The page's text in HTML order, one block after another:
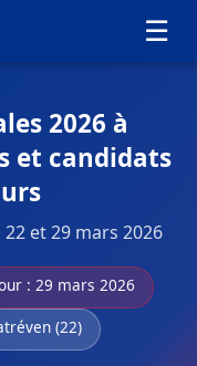
☰
2026 à
et candidats
22 et 29 mars 2026
: 29 mars 2026
(22)